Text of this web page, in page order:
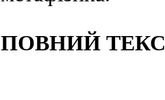
ПОВНИЙ ТЕКС